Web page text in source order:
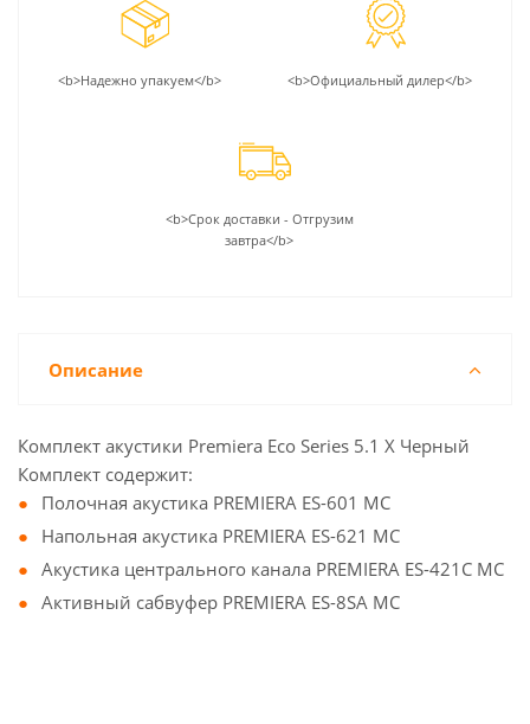
<b>Надежно упакуем</b> <b>Официальный дилер</b>
<b>Срок доставки - Отгрузим
завтра</b>
Описание
Комплект акустики Premiera Eco Series 5.1 X Черный
Комплект содержит:
Полочная акустика PREMIERA ES-601 MС
Напольная акустика PREMIERA ES-621 MC
Акустика центрального канала PREMIERA ES-421C MC
Активный сабвуфер PREMIERA ES-8SA MC